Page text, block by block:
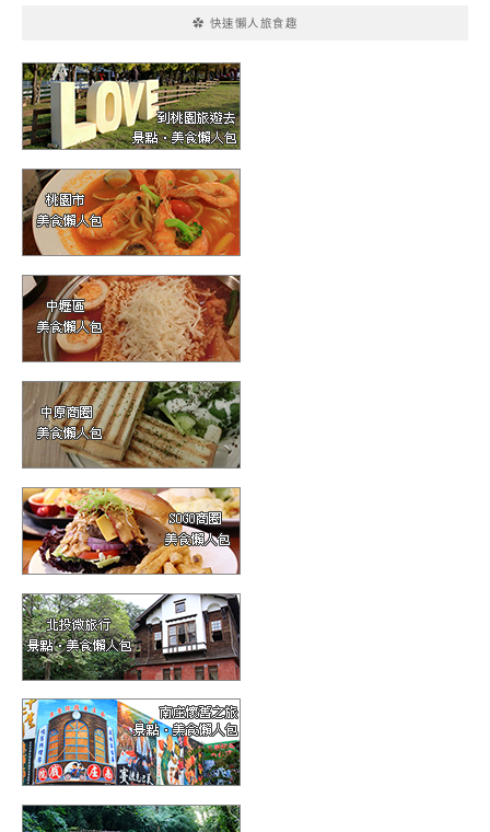
✿ 快速懶人旅食趣